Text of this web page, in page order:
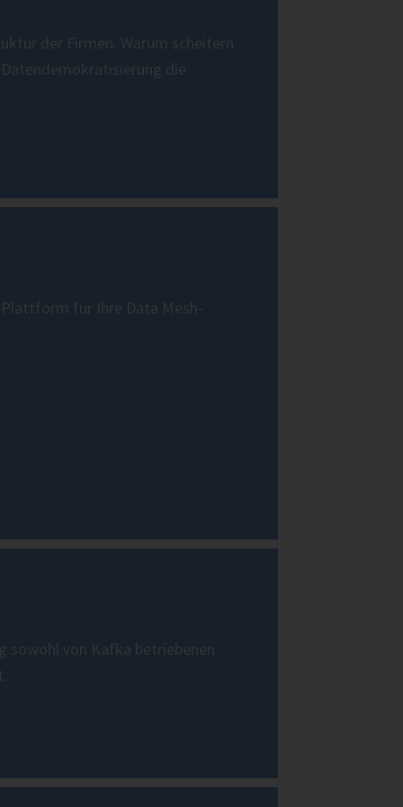
der Firmen. Warum scheitern
die
für Ihre Data Mesh-
sowohl von Kafka betriebenen